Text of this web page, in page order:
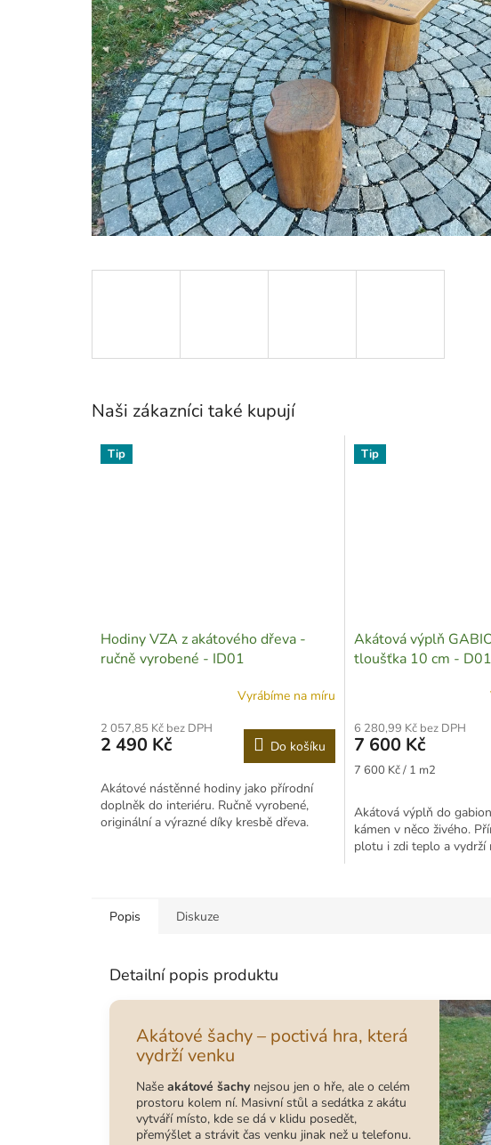
Naši zákazníci také kupují
Tip
Hodiny VZA z akátového dřeva -
ručně vyrobené - ID01
Vyrábíme na míru
2 057,85 Kč bez DPH
2 490 Kč Do košíku
Akátové nástěnné hodiny jako přírodní
doplněk do interiéru. Ručně vyrobené,
originální a výrazné díky kresbě dřeva.
Tip
Akátová výplň
tloušťka 10 cm - D01
6 280,99 Kč bez DPH
7 600 Kč
Měrná
7 600 Kč / 1 m2
Akátová výplň do
kámen v něco živého.
plotu i zdi teplo a vydrží
Popis Diskuze
Detailní popis produktu
Akátové šachy – poctivá hra, která
vydrží venku
Naše akátové šachy nejsou jen o hře, ale o celém
prostoru kolem ní. Masivní stůl a sedátka z akátu
vytváří místo, kde se dá v klidu posedět,
přemýšlet a strávit čas venku jinak než u telefonu.